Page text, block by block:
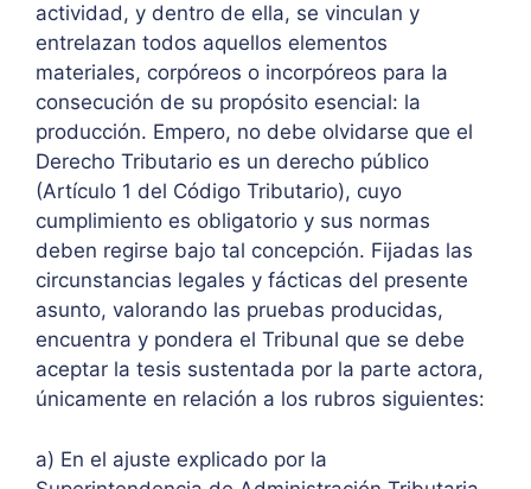
actividad, y dentro de ella, se vinculan y
entrelazan todos aquellos elementos
materiales, corpóreos o incorpóreos para la
consecución de su propósito esencial: la
producción. Empero, no debe olvidarse que el
Derecho Tributario es un derecho público
(Artículo 1 del Código Tributario), cuyo
cumplimiento es obligatorio y sus normas
deben regirse bajo tal concepción. Fijadas las
circunstancias legales y fácticas del presente
asunto, valorando las pruebas producidas,
encuentra y pondera el Tribunal que se debe
aceptar la tesis sustentada por la parte actora,
únicamente en relación a los rubros siguientes:
a) En el ajuste explicado por la